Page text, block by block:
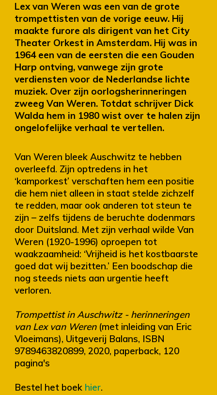
Lex van Weren was een van de grote
trompettisten van de vorige eeuw. Hij
maakte furore als dirigent van het City
Theater Orkest in Amsterdam. Hij was in
1964 een van de eersten die een Gouden
Harp ontving, vanwege zijn grote
verdiensten voor de Nederlandse lichte
muziek. Over zijn oorlogsherinneringen
zweeg Van Weren. Totdat schrijver Dick
Walda hem in 1980 wist over te halen zijn
ongelofelijke verhaal te vertellen.
Van Weren bleek Auschwitz te hebben
overleefd. Zijn optredens in het
‘kamporkest’ verschaften hem een positie
die hem niet alleen in staat stelde zichzelf
te redden, maar ook anderen tot steun te
zijn – zelfs tijdens de beruchte dodenmars
door Duitsland. Met zijn verhaal wilde Van
Weren (1920-1996) oproepen tot
waakzaamheid: ‘Vrijheid is het kostbaarste
goed dat wij bezitten.’ Een boodschap die
nog steeds niets aan urgentie heeft
verloren.
Trompettist in Auschwitz - herinneringen
van Lex van Weren(met inleiding van Eric
Vloeimans), Uitgeverij Balans, ISBN
9789463820899, 2020, paperback, 120
pagina's
Bestel het boek hier.